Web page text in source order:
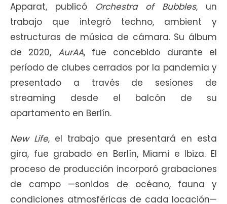
Apparat, publicó Orchestra of Bubbles, un
trabajo que integró techno, ambient y
estructuras de música de cámara. Su álbum
de 2020, AurAA, fue concebido durante el
período de clubes cerrados por la pandemia y
presentado a través de sesiones de
streaming desde el balcón de su
apartamento en Berlín.
New Life, el trabajo que presentará en esta
gira, fue grabado en Berlín, Miami e Ibiza. El
proceso de producción incorporó grabaciones
de campo —sonidos de océano, fauna y
condiciones atmosféricas de cada locación—